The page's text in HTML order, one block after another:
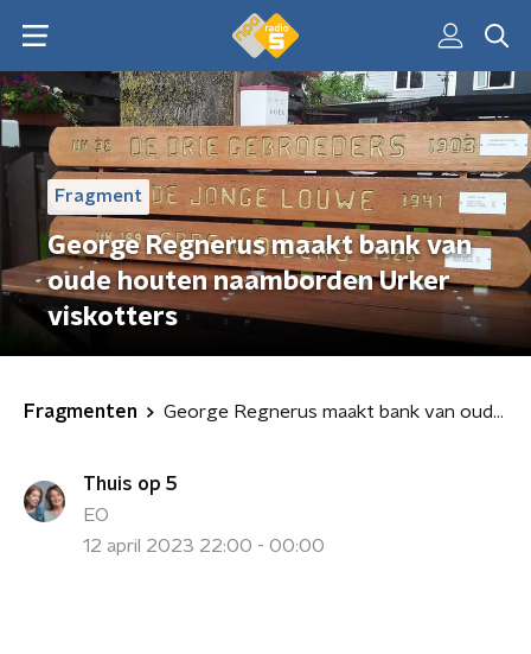
Fragment
George Regnerus maakt bank van
oude houten naamborden Urker
viskotters
Fragmenten George Regnerus maakt bank van oude houten naamborden Urker viskotters
Thuis op 5
EO
12 april 2023 22:00 - 00:00